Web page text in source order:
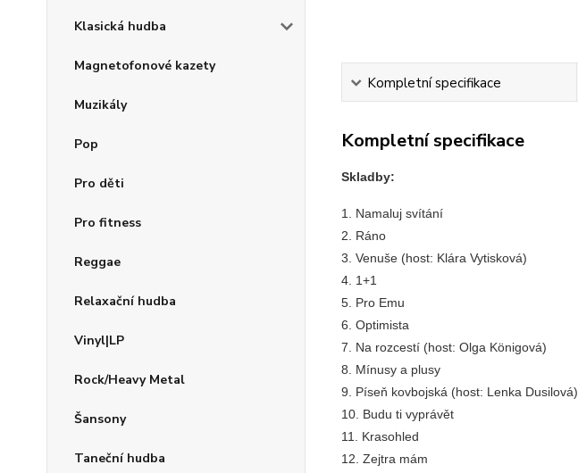
Klasická hudba
Magnetofonové kazety
Muzikály
Pop
Pro děti
Pro fitness
Reggae
Relaxační hudba
Vinyl|LP
Rock/Heavy Metal
Šansony
Taneční hudba
Kompletní specifikace
Kompletní specifikace
Skladby:
1. Namaluj svítání
2. Ráno
3. Venuše (host: Klára Vytisková)
4. 1+1
5. Pro Emu
6. Optimista
7. Na rozcestí (host: Olga Königová)
8. Mínusy a plusy
9. Píseň kovbojská (host: Lenka Dusilová)
10. Budu ti vyprávět
11. Krasohled
12. Zejtra mám